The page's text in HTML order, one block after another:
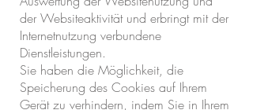
der Websiteaktivität und erbringt mit der
Internetnutzung verbundene
Dienstleistungen.
Sie haben die Möglichkeit, die
Speicherung des Cookies auf Ihrem
Gerät zu verhindern, indem Sie in Ihrem